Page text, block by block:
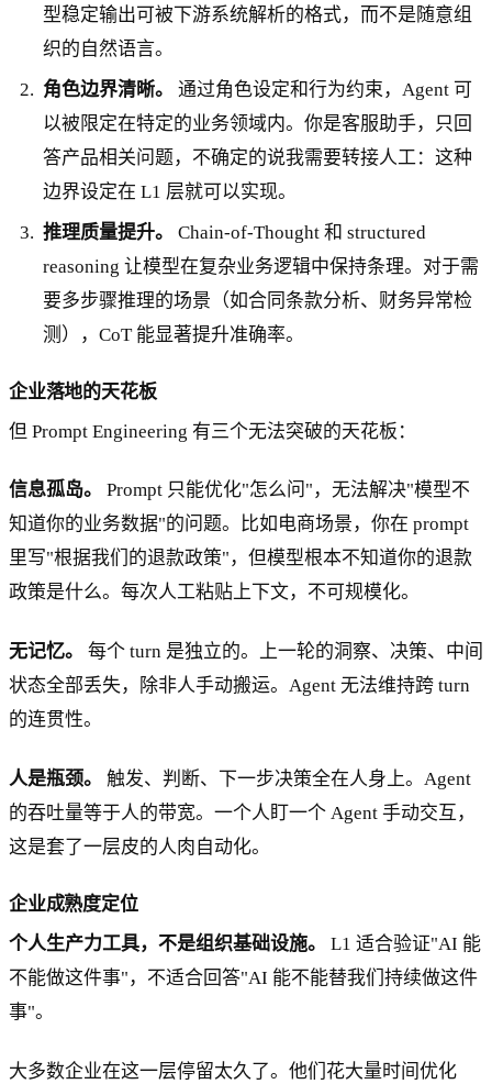
型稳定输出可被下游系统解析的格式，而不是随意组
织的自然语言。
角色边界清晰。
通过角色设定和行为约束，Agent 可
以被限定在特定的业务领域内。你是客服助手，只回
答产品相关问题，不确定的说我需要转接人工：这种
边界设定在 L1 层就可以实现。
推理质量提升。
Chain-of-Thought 和 structured
reasoning 让模型在复杂业务逻辑中保持条理。对于需
要多步骤推理的场景（如合同条款分析、财务异常检
测），CoT 能显著提升准确率。
企业落地的天花板
但 Prompt Engineering 有三个无法突破的天花板：
信息孤岛。
Prompt 只能优化"怎么问"，无法解决"模型不
知道你的业务数据"的问题。比如电商场景，你在 prompt
里写"根据我们的退款政策"，但模型根本不知道你的退款
政策是什么。每次人工粘贴上下文，不可规模化。
无记忆。
每个 turn 是独立的。上一轮的洞察、决策、中间
状态全部丢失，除非人手动搬运。Agent 无法维持跨 turn
的连贯性。
人是瓶颈。
触发、判断、下一步决策全在人身上。Agent
的吞吐量等于人的带宽。一个人盯一个 Agent 手动交互，
这是套了一层皮的人肉自动化。
企业成熟度定位
个人生产力工具，不是组织基础设施。
L1 适合验证"AI 能
不能做这件事"，不适合回答"AI 能不能替我们持续做这件
事"。
大多数企业在这一层停留太久了。他们花大量时间优化